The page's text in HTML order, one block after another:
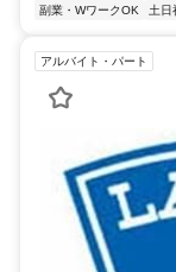
副業・WワークOK 土日
アルバイト・パート